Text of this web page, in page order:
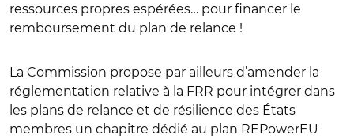
ressources propres espérées… pour financer le
remboursement du plan de relance !
La Commission propose par ailleurs d’amender la
réglementation relative à la FRR pour intégrer dans
les plans de relance et de résilience des États
membres un chapitre dédié au plan REPowerEU